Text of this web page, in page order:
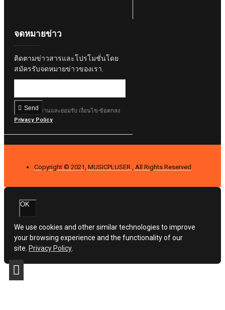
จดหมายข่าว
ติดตามข่าวสารและโปรโมชั่นโดย
สมัครรับจดหมายข่าวของเรา.
Send
ฉันได้อ่านและยอมรับ เงื่อนไข-ข้อตกลง
Privacy Policy
Copyright © 2021, MUSICPLUSER , All Rights Reserved
OK
We use cookies and other similar technologies to improve
your browsing experience and the functionality of our
site. Privacy Policy